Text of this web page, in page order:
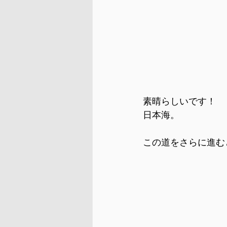
素晴らしいです！
日本海。
この道をさらに進